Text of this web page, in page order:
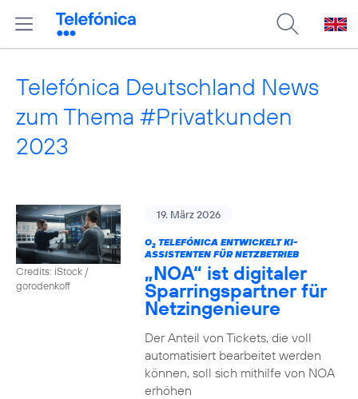
Telefónica Deutschland News
zum Thema #Privatkunden
2023
Credits: iStock /
gorodenkoff
19. März 2026
O2TELEFÓNICA ENTWICKELT KI-
ASSISTENTEN FÜR NETZBETRIEB
„NOA“ ist digitaler
Sparringspartner für
Netzingenieure
Der Anteil von Tickets, die voll
automatisiert bearbeitet werden
können, soll sich mithilfe von NOA
erhöhen